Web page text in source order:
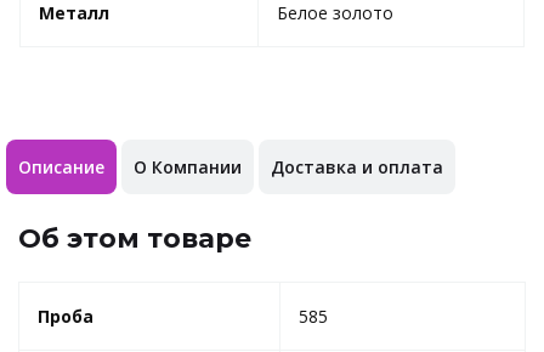
Металл Белое золото
Описание О Компании Доставка и оплата
Об этом товаре
Проба 585